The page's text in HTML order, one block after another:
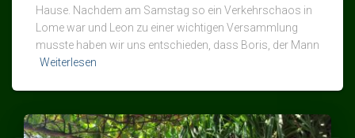
Hause. Nachdem am Samstag so ein Verkehrschaos in
Lome war und Leon zu einer wichtigen Versammlung
musste haben wir uns entschieden, dass Boris, der Mann
Weiterlesen